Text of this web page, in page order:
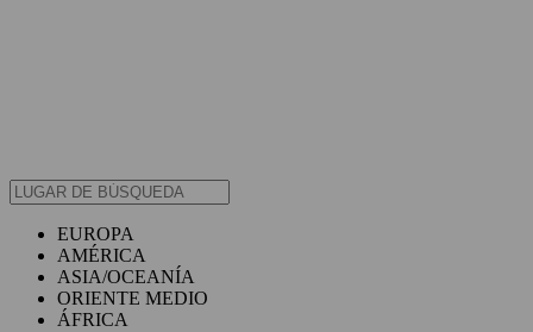
EUROPA
AMÉRICA
ASIA/OCEANÍA
ORIENTE MEDIO
ÁFRICA